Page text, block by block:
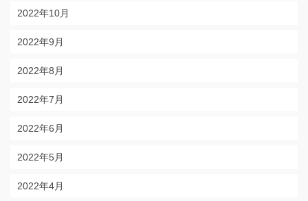
2022年10月
2022年9月
2022年8月
2022年7月
2022年6月
2022年5月
2022年4月